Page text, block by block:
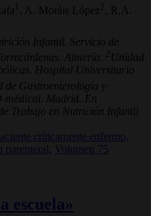
1 , A. Moráis López
, R.A.
Infantil. Servicio de
Almería.
2 Unidad
Hospital Universitario
de Gastroenterología y
médical. Madrid. En
Trabajo en Nutrición Infantil
críticamente enfermo,
parenteral,
Volumen 75
escuela»